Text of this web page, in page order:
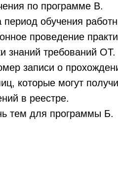
по программе В.
обучения
проведение
знаний требований ОТ.
записи о
которые могут
в реестре.
тем для программы Б.